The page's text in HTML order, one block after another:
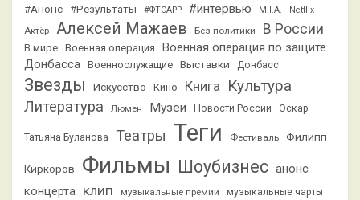
#Анонс #Результаты #ФТСАРР #интервью M.I.A. Netflix
Актёр Алексей Мажаев Без политики В России
В мире Военная операция
Военная операция по защите
Донбасса Военнослужащие Выставки Донбасс
Звезды Искусство Кино Книга Культура
Литература Люмен Музеи Новости России Оскар
Татьяна Буланова Театры Теги Фестиваль Филипп
Киркоров Фильмы Шоубизнес анонс
концерта клип музыкальные премии
музыкальные чарты